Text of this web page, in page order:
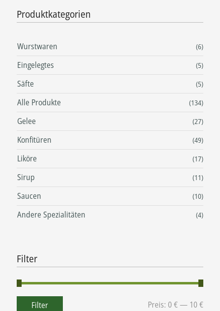
Produktkategorien
Wurstwaren (6)
Eingelegtes (5)
Säfte (5)
Alle Produkte (134)
Gelee (27)
Konfitüren (49)
Liköre (17)
Sirup (11)
Saucen (10)
Andere Spezialitäten (4)
Filter
Filter Preis:0 €— 10 €